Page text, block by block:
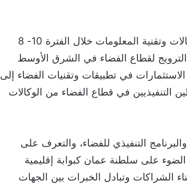
تستضيف سلطنة عمان ممثلة بوزارة النقل والاتصالات وتقنية المعلومات خلال الفترة 10- 8
الترويج لقطاع الفضاء في الشرق الأوسط
في تطبيقات وتقنيات الفضاء إلى
وكبار المسؤولين التنفيذيين في قطاع الفضاء من الوكالات
التنفيذي للفضاء، والتعرف على
على سلطنة عمان كبوابة إقليمية
الشراكات وتبادل الخبرات بين الجهات